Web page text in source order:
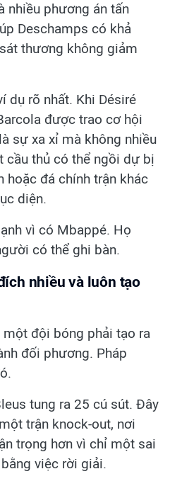
nhiều phương án tấn
Deschamps có khả
thương không giảm
dụ rõ nhất. Khi Désiré
được trao cơ hội
sự xa xỉ mà không nhiều
cầu thủ có thể ngồi dự bị
hoặc đá chính trận khác
diện.
vì có Mbappé. Họ
có thể ghi bàn.
nhiều và luôn tạo
một đội bóng phải tạo ra
đối phương. Pháp
tung ra 25 cú sút. Đây
trận knock-out, nơi
trọng hơn vì chỉ một sai
việc rời giải.